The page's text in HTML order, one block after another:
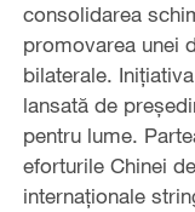
consolidarea
promovarea unei
bilaterale.
lansată de
pentru lume.
eforturile Chinei
internaționale